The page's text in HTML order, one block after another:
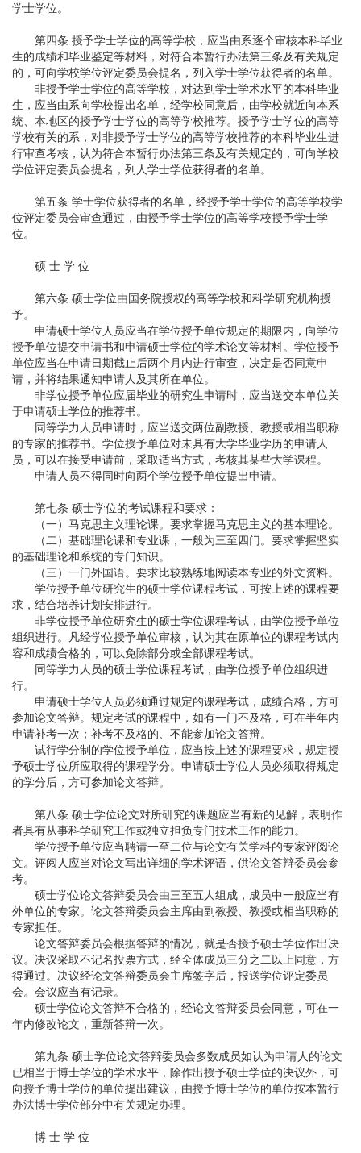
学士学位。
第四条 授予学士学位的高等学校，应当由系逐个审核本科毕业
生的成绩和毕业鉴定等材料，对符合本暂行办法第三条及有关规定
的，可向学校学位评定委员会提名，列入学士学位获得者的名单。
非授予学士学位的高等学校，对达到学士学术水平的本科毕业
生，应当由系向学校提出名单，经学校同意后，由学校就近向本系
统、本地区的授予学士学位的高等学校推荐。授予学士学位的高等
学校有关的系，对非授予学士学位的高等学校推荐的本科毕业生进
行审查考核，认为符合本暂行办法第三条及有关规定的，可向学校
学位评定委员会提名，列人学士学位获得者的名单。
第五条 学士学位获得者的名单，经授予学士学位的高等学校学
位评定委员会审查通过，由授予学士学位的高等学校授予学士学
位。
硕 士 学 位
第六条 硕士学位由国务院授权的高等学校和科学研究机构授
予。
申请硕士学位人员应当在学位授予单位规定的期限内，向学位
授予单位提交申请书和申请硕士学位的学术论文等材料。学位授予
单位应当在申请日期截止后两个月内进行审查，决定是否同意申
请，并将结果通知申请人及其所在单位。
非学位授予单位应届毕业的研究生申请时，应当送交本单位关
于申请硕士学位的推荐书。
同等学力人员申请时，应当送交两位副教授、教授或相当职称
的专家的推荐书。学位授予单位对未具有大学毕业学历的申请人
员，可以在接受申请前，采取适当方式，考核其某些大学课程。
申请人员不得同时向两个学位授予单位提出申请。
第七条 硕士学位的考试课程和要求：
（一）马克思主义理论课。要求掌握马克思主义的基本理论。
（二）基础理论课和专业课，一般为三至四门。要求掌握坚实
的基础理论和系统的专门知识。
（三）一门外国语。要求比较熟练地阅读本专业的外文资料。
学位授予单位研究生的硕士学位课程考试，可按上述的课程要
求，结合培养计划安排进行。
非学位授予单位研究生的硕士学位课程考试，由学位授予单位
组织进行。凡经学位授予单位审核，认为其在原单位的课程考试内
容和成绩合格的，可以免除部分或全部课程考试。
同等学力人员的硕士学位课程考试，由学位授予单位组织进
行。
申请硕士学位人员必须通过规定的课程考试，成绩合格，方可
参加论文答辩。规定考试的课程中，如有一门不及格，可在半年内
申请补考一次；补考不及格的、不能参加论文答辩。
试行学分制的学位授予单位，应当按上述的课程要求，规定授
予硕士学位所应取得的课程学分。申请硕士学位人员必须取得规定
的学分后，方可参加论文答辩。
第八条 硕士学位论文对所研究的课题应当有新的见解，表明作
者具有从事科学研究工作或独立担负专门技术工作的能力。
学位授予单位应当聘请一至二位与论文有关学科的专家评阅论
文。评阅人应当对论文写出详细的学术评语，供论文答辩委员会参
考。
硕士学位论文答辩委员会由三至五人组成，成员中一般应当有
外单位的专家。论文答辩委员会主席由副教授、教授或相当职称的
专家担任。
论文答辩委员会根据答辩的情况，就是否授予硕士学位作出决
议。决议采取不记名投票方式，经全体成员三分之二以上同意，方
得通过。决议经论文答辩委员会主席签字后，报送学位评定委员
会。会议应当有记录。
硕士学位论文答辩不合格的，经论文答辩委员会同意，可在一
年内修改论文，重新答辩一次。
第九条 硕士学位论文答辩委员会多数成员如认为申请人的论文
已相当于博士学位的学术水平，除作出授予硕士学位的决议外，可
向授予博士学位的单位提出建议，由授予博士学位的单位按本暂行
办法博士学位部分中有关规定办理。
博 士 学 位